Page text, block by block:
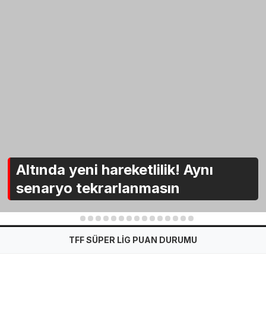
Altında yeni hareketlilik! Aynı
senaryo tekrarlanmasın
2 3 4 5 6 7 8 9 10 11 12 13 14 15
TFF SÜPER LİG PUAN DURUMU